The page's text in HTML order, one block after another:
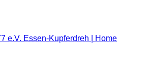
e.V. Essen-Kupferdreh | Home